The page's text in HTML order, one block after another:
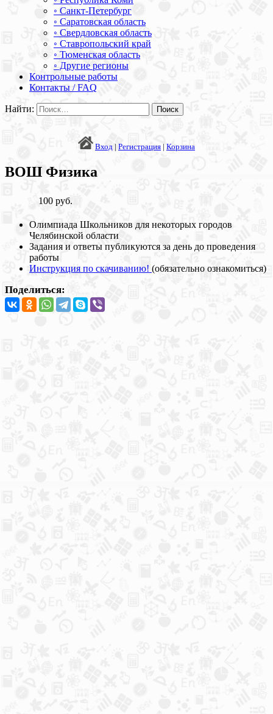
◦ Санкт-Петербург
◦ Саратовская область
◦ Свердловская область
◦ Ставропольский край
◦ Тюменская область
◦ Другие регионы
Контрольные работы
Контакты / FAQ
Найти:
Вход | Регистрация | Корзина
ВОШ Физика
100 руб.
Олимпиада Школьников для некоторых городов
Челябинской области
Задания и ответы публикуются за день до проведения
работы
Инструкция по скачиванию! (обязательно ознакомиться)
Поделиться: